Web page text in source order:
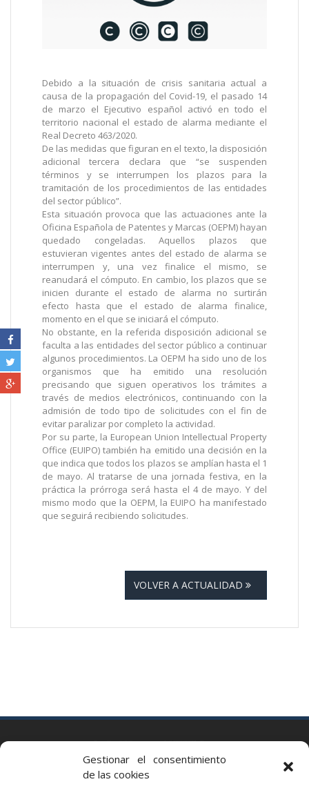
Gestionar el consentimiento
de las cookies
Debido a la situación de crisis sanitaria actual a
causa de la propagación del Covid-19, el pasado 14
de marzo el Ejecutivo español activó en todo el
territorio nacional el estado de alarma mediante el
Real Decreto 463/2020.
De las medidas que figuran en el texto, la disposición
adicional tercera declara que “se suspenden
términos y se interrumpen los plazos para la
tramitación de los procedimientos de las entidades
del sector público”.
Esta situación provoca que las actuaciones ante la
Oficina Española de Patentes y Marcas (OEPM) hayan
quedado congeladas. Aquellos plazos que
estuvieran vigentes antes del estado de alarma se
interrumpen y, una vez finalice el mismo, se
reanudará el cómputo. En cambio, los plazos que se
inicien durante el estado de alarma no surtirán
efecto hasta que el estado de alarma finalice,
momento en el que se iniciará el cómputo.
No obstante, en la referida disposición adicional se
faculta a las entidades del sector público a continuar
algunos procedimientos. La OEPM ha sido uno de los
organismos que ha emitido una resolución
precisando que siguen operativos los trámites a
través de medios electrónicos, continuando con la
admisión de todo tipo de solicitudes con el fin de
evitar paralizar por completo la actividad.
Por su parte, la European Union Intellectual Property
Office (EUIPO) también ha emitido una decisión en la
que indica que todos los plazos se amplían hasta el 1
de mayo. Al tratarse de una jornada festiva, en la
práctica la prórroga será hasta el 4 de mayo. Y del
mismo modo que la OEPM, la EUIPO ha manifestado
que seguirá recibiendo solicitudes.
VOLVER A ACTUALIDAD
Via Augusta 2 bis, 3º, 08006 Barcelona